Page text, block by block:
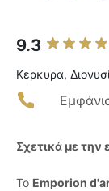
9.3
Κερκυρα,
Σχετικά με την
Το Emporion